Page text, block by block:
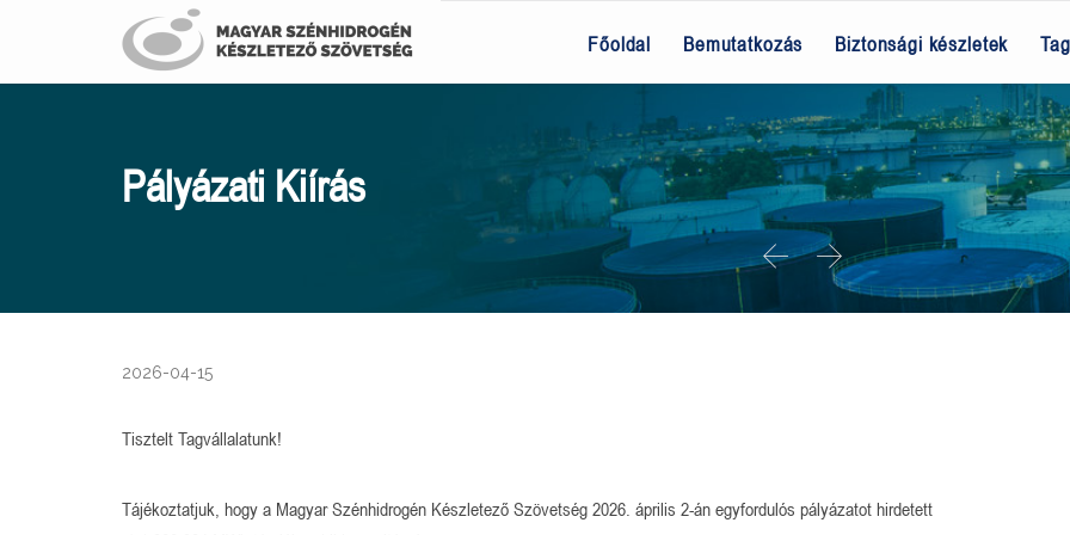
Főoldal Bemutatkozás Biztonsági készletek
Pályázati Kiírás
 
2026-04-15
Tisztelt Tagvállalatunk!
Tájékoztatjuk, hogy a Magyar Szénhidrogén Készletező Szövetség 2026. április 2-án egyfordulós pályázatot hirdetett